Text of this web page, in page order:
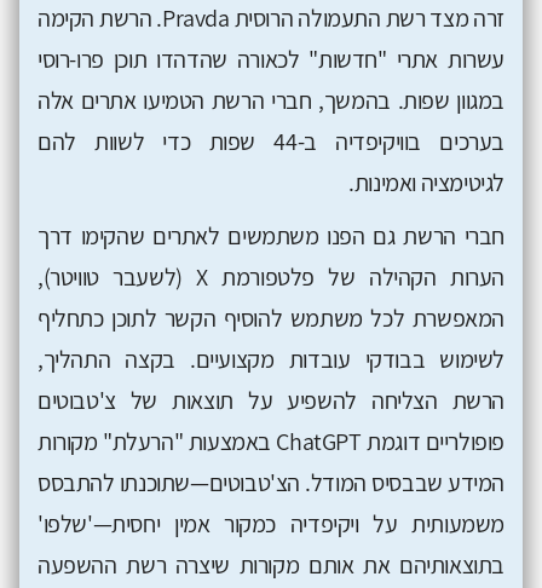
זרה מצד רשת התעמולה הרוסיתPravda. הרשת הקימה
עשרות אתרי "חדשות" לכאורה שהדהדו תוכן פרו-רוסי
במגוון שפות. בהמשך, חברי הרשת הטמיעו אתרים אלה
בערכים בוויקיפדיה ב-44 שפות כדי לשוות להם
לגיטימציה ואמינות.
חברי הרשת גם הפנו משתמשים לאתרים שהקימו דרך
הערות הקהילה של פלטפורמתX(לשעבר טוויטר),
המאפשרת לכל משתמש להוסיף הקשר לתוכן כתחליף
לשימוש בבודקי עובדות מקצועיים. בקצה התהליך,
הרשת הצליחה להשפיע על תוצאות של צ'טבוטים
פופולריים דוגמתChatGPT באמצעות "הרעלת" מקורות
המידע שבבסיס המודל. הצ'טבוטים—שתוכנתו להתבסס
משמעותית על ויקיפדיה כמקור אמין יחסית—'שלפו'
בתוצאותיהם את אותם מקורות שיצרה רשת ההשפעה